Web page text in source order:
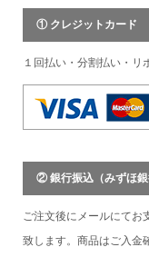
① クレジットカード
１回払い・分割払い・リ
② 銀行振込（みずほ銀
ご注文後にメールにてお
致します。商品はご入金